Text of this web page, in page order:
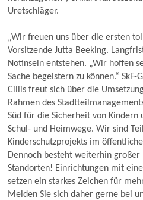
Uretschläger.
„Wir freuen uns über die ersten
Vorsitzende Jutta Beeking.
Notinseln entstehen. „Wir hoffen
Sache begeistern zu können.“
Cillis freut sich über die
Rahmen des
Süd für die Sicherheit von Kindern
Schul- und Heimwege. Wir sind
Kinderschutzprojekts im
Dennoch besteht weiterhin großer
Standorten! Einrichtungen mit
setzen ein starkes Zeichen für
Melden Sie sich daher gerne bei